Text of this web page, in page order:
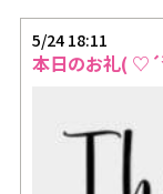
5/24 18:11
本日のお礼(